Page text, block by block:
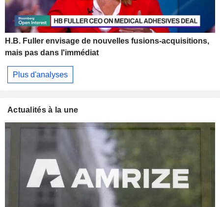
H.B. Fuller envisage de nouvelles fusions-acquisitions,
mais pas dans l'immédiat
Plus d'analyses
Actualités à la une